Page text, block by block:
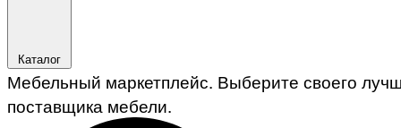
Каталог
Мебельный маркетплейс. Выберите своего
поставщика мебели.